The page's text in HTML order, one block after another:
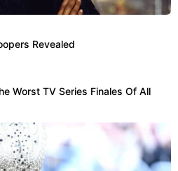
Revealed
Worst TV Series Finales Of All